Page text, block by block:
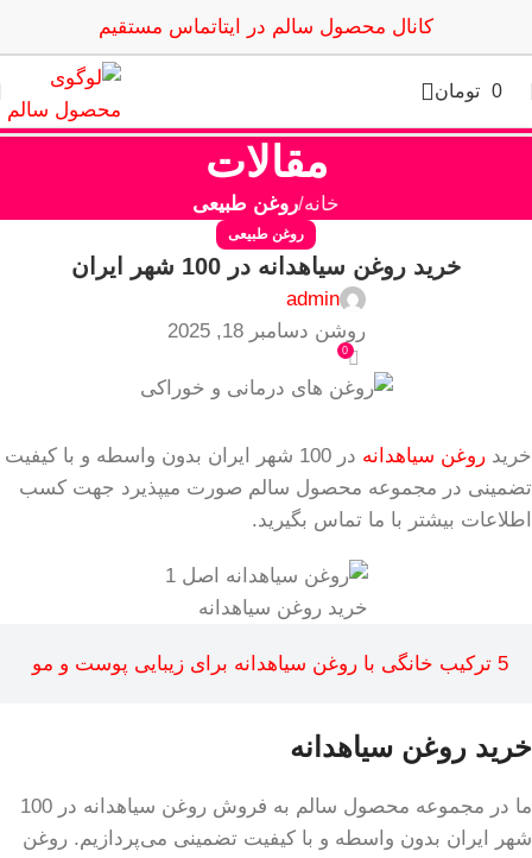
کانال محصول سالم در ایتاتماس مستقیم
0 تومان
مقالات
خانه روغن طبیعی
روغن طبیعی
خرید روغن سیاهدانه در 100 شهر ایران
admin
روشن دسامبر 18, 2025
0
خرید روغن سیاهدانه
در 100 شهر ایران بدون واسطه و با کیفیت
تضمینی در مجموعه محصول سالم صورت میپذیرد جهت کسب
اطلاعات بیشتر با ما تماس بگیرید.
خرید روغن سیاهدانه
5 ترکیب خانگی با روغن سیاهدانه برای زیبایی پوست و مو
خرید روغن سیاهدانه
ما در مجموعه محصول سالم به فروش روغن سیاهدانه در 100
شهر ایران بدون واسطه و با کیفیت تضمینی می‌پردازیم. روغن